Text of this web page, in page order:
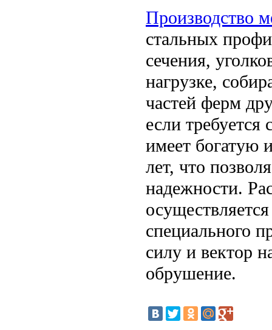
Производство
стальных
сечения,
нагрузке,
частей ферм
если требуется
имеет богатую
лет, что
надежности.
специального
силу и вектор
обрушение.